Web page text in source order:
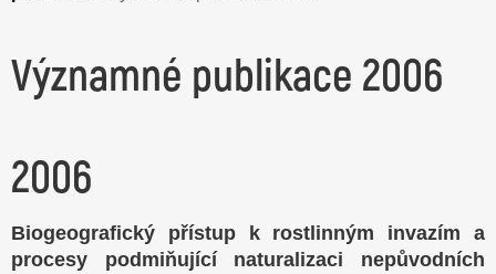
Významné publikace 2006
2006
Biogeografický přístup k rostlinným invazím a
procesy podmiňující naturalizaci nepůvodních